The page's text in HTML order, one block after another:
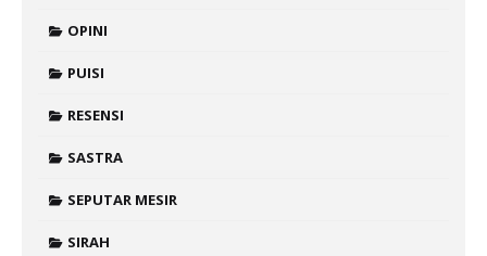
OPINI
PUISI
RESENSI
SASTRA
SEPUTAR MESIR
SIRAH